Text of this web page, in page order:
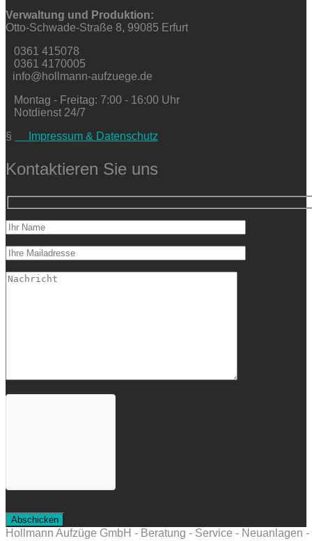
Verwaltung und Produktion:
Otto-Schwade-Straße 8, 99085 Erfurt
0361 415078
0361 4170005
info@hollmann-aufzuege.de
Montag - Freitag: 7:00 - 16:00 Uhr
Notdienst 24/7
§
Impressum & Datenschutz
Kontaktieren Sie uns
Hollmann Aufzüge GmbH - Beratung - Service -